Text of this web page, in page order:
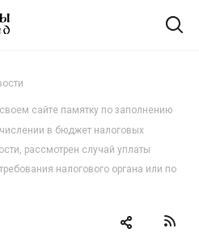
сайте памятку по заполнению
в бюджет налоговых
рассмотрен случай уплаты
налогового органа или по